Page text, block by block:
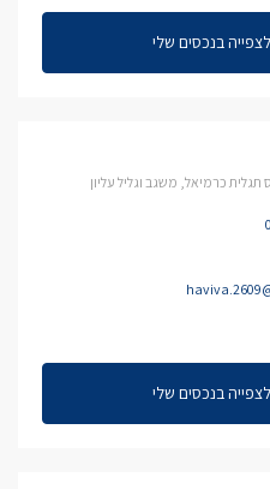
לצפייה בנכסים שלי
כרמיאל, משגב וגליל עליון
לצפייה בנכסים שלי